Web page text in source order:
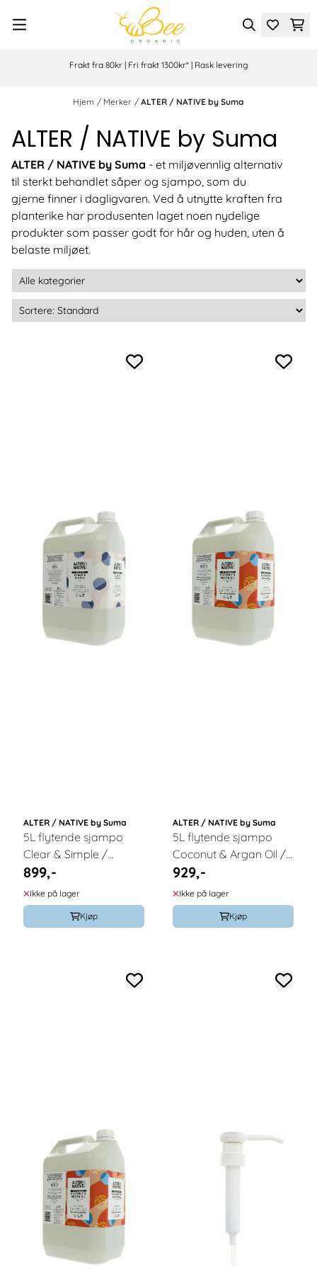
Frakt fra 80kr | Fri frakt 1300kr* | Rask levering
Hjem / Merker / ALTER / NATIVE by Suma
ALTER / NATIVE by Suma
ALTER / NATIVE by Suma - et miljøvennlig alternativ
til sterkt behandlet såper og sjampo, som du
gjerne finner i dagligvaren. Ved å utnytte kraften fra
planterike har produsenten laget noen nydelige
produkter som passer godt for hår og huden, uten å
belaste miljøet.
ALTER / NATIVE by Suma
5L flytende sjampo
Clear & Simple /
Alter/native
899,-
Ikke på lager
Kjøp
ALTER / NATIVE by Suma
5L flytende sjampo
Coconut & Argan Oil /
Alter/native
929,-
Ikke på lager
Kjøp